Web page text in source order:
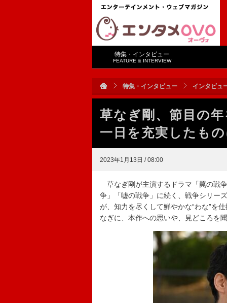
特集・インタビュー
FEATURE & INTERVIEW
特集・インタビュー インタビュ
草なぎ剛、節目の
一日を充実したも
2023年1月13日 / 08:00
草なぎ剛が主演するドラマ「罠の戦
争」「嘘の戦争」に続く、戦争シリー
が、知力を尽くして鮮やかな“わな”を
なぎに、本作への思いや、見どころを